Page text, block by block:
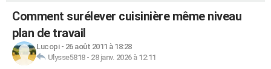
Comment surélever cuisinière même niveau
plan de travail
Lucopi- 26 août 2011 à 18:28
Ulysse5818- 28 janv. 2026 à 12:11